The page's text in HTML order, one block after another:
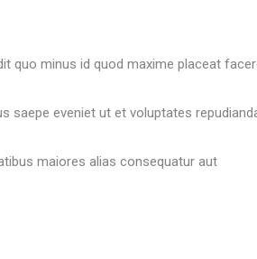
quo minus id quod maxime placeat
saepe eveniet ut et voluptates
maiores alias consequatur aut